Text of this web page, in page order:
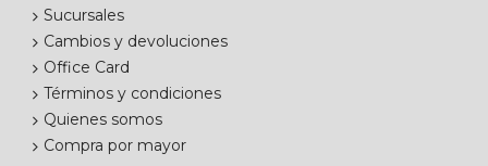
Sucursales
Cambios y devoluciones
Office Card
Términos y condiciones
Quienes somos
Compra por mayor